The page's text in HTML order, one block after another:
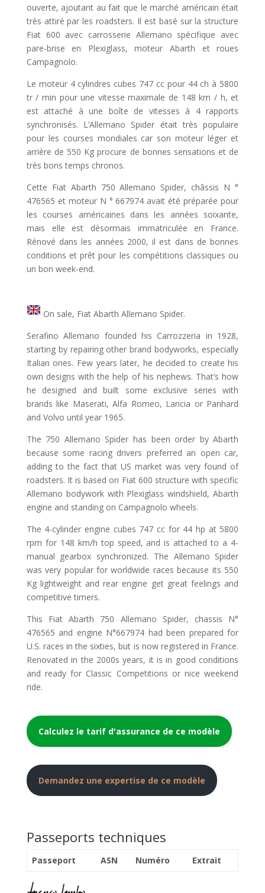
ouverte, ajoutant au fait que le marché américain était
très attiré par les roadsters. Il est basé sur la structure
Fiat 600 avec carrosserie Allemano spécifique avec
pare-brise en Plexiglass, moteur Abarth et roues
Campagnolo.
Le moteur 4 cylindres cubes 747 cc pour 44 ch à 5800
tr / min pour une vitesse maximale de 148 km / h, et
est attaché à une boîte de vitesses à 4 rapports
synchronisés. L’Allemano Spider était très populaire
pour les courses mondiales car son moteur léger et
arrière de 550 Kg procure de bonnes sensations et de
très bons temps chronos.
Cette Fiat Abarth 750 Allemano Spider, châssis N °
476565 et moteur N ° 667974 avait été préparée pour
les courses américaines dans les années soixante,
mais elle est désormais immatriculée en France.
Rénové dans les années 2000, il est dans de bonnes
conditions et prêt pour les compétitions classiques ou
un bon week-end.
On sale, Fiat Abarth Allemano Spider.
Serafino Allemano founded his Carrozzeria in 1928,
starting by repairing other brand bodyworks, especially
Italian ones. Few years later, he decided to create his
own designs with the help of his nephews. That’s how
he designed and built some exclusive series with
brands like Maserati, Alfa Romeo, Lancia or Panhard
and Volvo until year 1965.
The 750 Allemano Spider has been order by Abarth
because some racing drivers preferred an open car,
adding to the fact that US market was very found of
roadsters. It is based on Fiat 600 structure with specific
Allemano bodywork with Plexiglass windshield, Abarth
engine and standing on Campagnolo wheels.
The 4-cylinder engine cubes 747 cc for 44 hp at 5800
rpm for 148 km/h top speed, and is attached to a 4-
manual gearbox synchronized. The Allemano Spider
was very popular for worldwide races because its 550
Kg lightweight and rear engine get great feelings and
competitive timers.
This Fiat Abarth 750 Allemano Spider, chassis N°
476565 and engine N°667974 had been prepared for
U.S. races in the sixties, but is now registered in France.
Renovated in the 2000s years, it is in good conditions
and ready for Classic Competitions or nice weekend
ride.
Calculez le tarif d'assurance de ce modèle
Demandez une expertise de ce modèle
Passeports techniques
Passeport ASN Numéro Extrait